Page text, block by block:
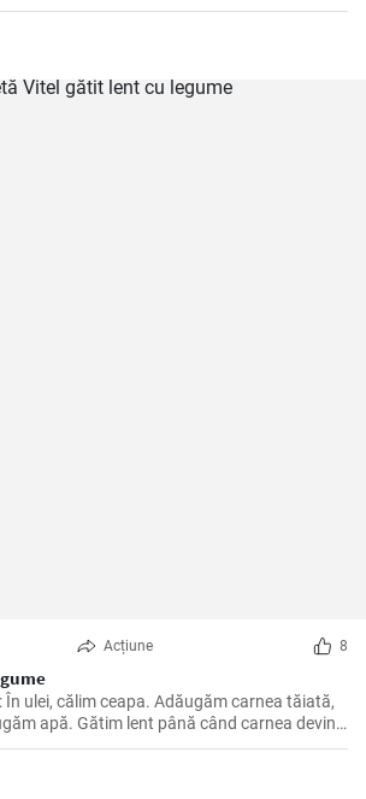
gustoasă, dar adaugă și multe fibre și
Acțiune 8
În ulei, călim ceapa. Adăugăm carnea tăiată,
apă. Gătim lent până când carnea devine
legumele, pasta de roșii și gătim până când
adăugăm smântână și lăsăm să dea în